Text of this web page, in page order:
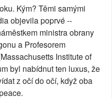
Kým? Těmi samými
objevila poprvé --
ministra obrany
a Profesorem
Institute of
byl nabídnut ten luxus, že
z očí do očí, když oba